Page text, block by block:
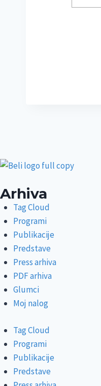
Arhiva
Tag Cloud
Programi
Publikacije
Predstave
Press arhiva
PDF arhiva
Glumci
Moj nalog
Tag Cloud
Programi
Publikacije
Predstave